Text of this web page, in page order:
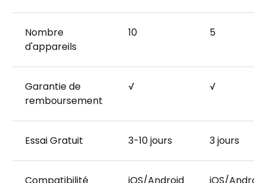
Nombre
d'appareils
10 5
Garantie de
remboursement
√ √
Essai Gratuit 3-10 jours 3 jours